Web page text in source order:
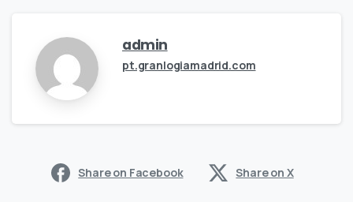
admin
pt.granlogiamadrid.com
Share on Facebook Share on X